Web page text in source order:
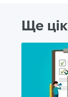
Ще